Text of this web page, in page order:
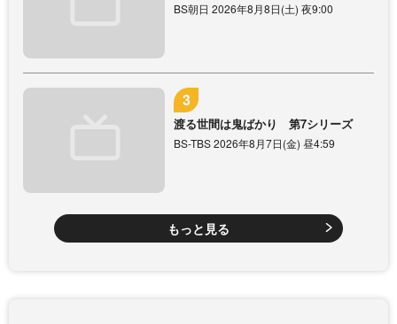
BS朝日 2026年8月8日(土) 夜9:00
渡る世間は鬼ばかり 第7シリーズ
BS-TBS 2026年8月7日(金) 昼4:59
もっと見る